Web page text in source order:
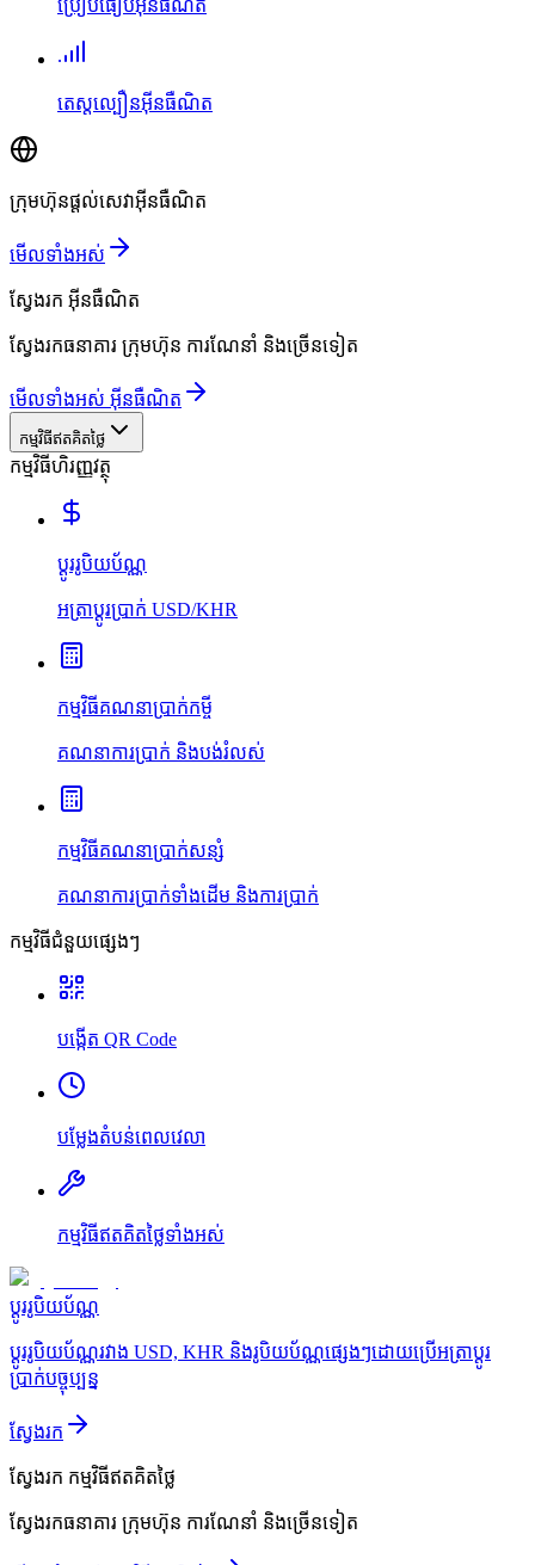
ប្រៀបធៀបអ៊ីនធឺណិត
តេស្តល្បឿនអ៊ីនធឺណិត
ក្រុមហ៊ុនផ្តល់សេវាអ៊ីនធឺណិត
មើលទាំងអស់
ស្វែងរក អ៊ីនធឺណិត
ស្វែងរកធនាគារ ក្រុមហ៊ុន ការណែនាំ និងច្រើនទៀត
មើលទាំងអស់ អ៊ីនធឺណិត
កម្មវិធីឥតគិតថ្លៃ
កម្មវិធីហិរញ្ញវត្ថុ
ប្ដូររូបិយប័ណ្ណ
អត្រាប្ដូរប្រាក់ USD/KHR
កម្មវិធីគណនាប្រាក់កម្ចី
គណនាការប្រាក់ និងបង់រំលស់
កម្មវិធីគណនាប្រាក់សន្សំ
គណនាការប្រាក់ទាំងដើម និងការប្រាក់
កម្មវិធីជំនួយផ្សេងៗ
បង្កើត QR Code
បម្លែងតំបន់ពេលវេលា
កម្មវិធីឥតគិតថ្លៃទាំងអស់
ប្ដូររូបិយប័ណ្ណ
ប្ដូររូបិយប័ណ្ណរវាង USD, KHR និងរូបិយប័ណ្ណផ្សេងៗដោយប្រើអត្រាប្ដូរ
ប្រាក់បច្ចុប្បន្ន
ស្វែងរក
ស្វែងរក កម្មវិធីឥតគិតថ្លៃ
ស្វែងរកធនាគារ ក្រុមហ៊ុន ការណែនាំ និងច្រើនទៀត